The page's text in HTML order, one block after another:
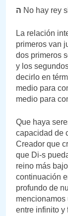
ה No hay rey
La relación
primeros van
dos primeros
y los
decirlo en
medio para
medio para
Que haya
capacidad de
Creador que
que Di-s
reino más
continuación
profundo de
mencionamos
entre infinito y